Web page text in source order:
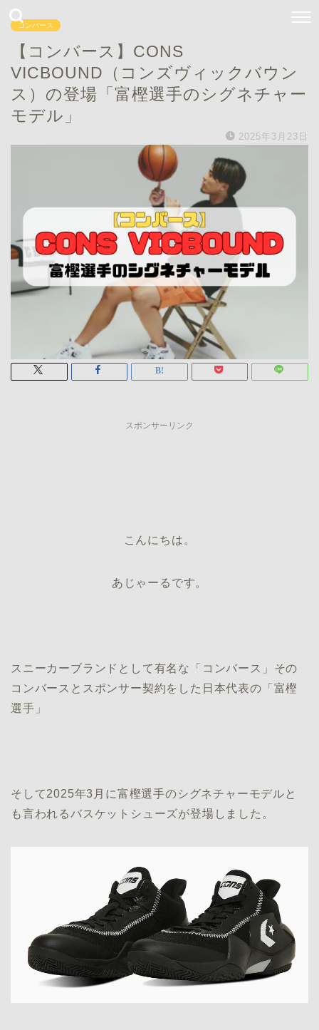
コンバース
【コンバース】CONS
VICBOUND（コンズヴィックバウン
ス）の登場「富樫選手のシグネチャー
モデル」
2025年3月23日
スポンサーリンク
こんにちは。
あじゃーるです。
スニーカーブランドとして有名な「コンバース」その
コンバースとスポンサー契約をした日本代表の「富樫
選手」
そして2025年3月に富樫選手のシグネチャーモデルと
も言われるバスケットシューズが登場しました。